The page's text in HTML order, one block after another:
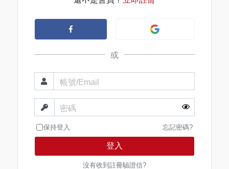
或
帳號/Email
密碼
保持登入 忘記密碼?
登入
沒有收到註冊驗證信?